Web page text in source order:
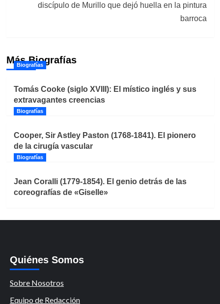
discípulo de Murillo que dejó huella en la pintura
barroca
Más Biografías
Biografías
Tomás Cooke (siglo XVIII): El místico inglés y sus
extravagantes creencias
Biografías
Cooper, Sir Astley Paston (1768-1841). El pionero
de la cirugía vascular
Biografías
Jean Coralli (1779-1854). El genio detrás de las
coreografías de «Giselle»
Quiénes Somos
Sobre Nosotros
Equipo de Redacción